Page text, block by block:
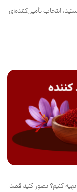
انتخاب تأمین‌کننده‌ای
کنیم؟ تصور کنید قصد